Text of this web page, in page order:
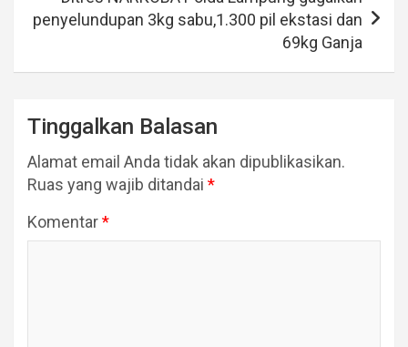
penyelundupan 3kg sabu,1.300 pil ekstasi dan
69kg Ganja
Tinggalkan Balasan
Alamat email Anda tidak akan dipublikasikan.
Ruas yang wajib ditandai *
Komentar*